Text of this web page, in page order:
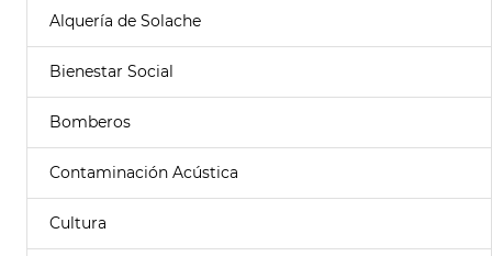
Alquería de Solache
Bienestar Social
Bomberos
Contaminación Acústica
Cultura